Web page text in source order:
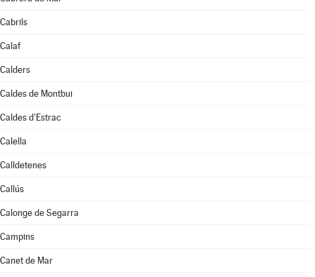
Cabrils
Calaf
Calders
Caldes de Montbui
Caldes d'Estrac
Calella
Calldetenes
Callús
Calonge de Segarra
Campins
Canet de Mar